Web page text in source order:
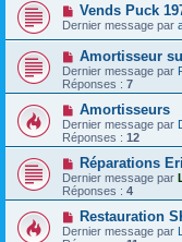
Vends Puck
Dernier message par
Amortisseur
Dernier message par
Réponses : 7
Amortisseurs
Dernier message par
Réponses : 12
Réparations
Dernier message par
Réponses : 4
Restauration
Dernier message par